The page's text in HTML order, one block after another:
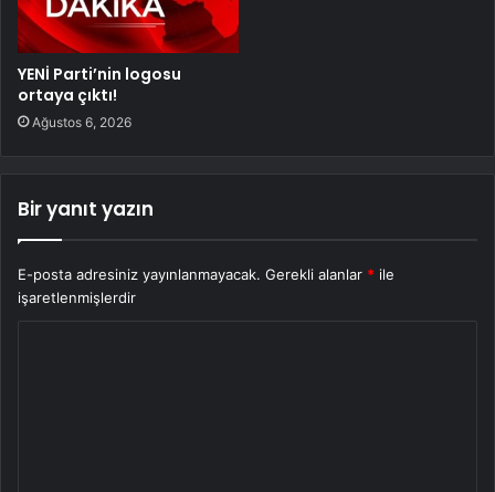
YENİ Parti’nin logosu
ortaya çıktı!
Ağustos 6, 2026
Bir yanıt yazın
E-posta adresiniz yayınlanmayacak. Gerekli alanlar * ile
işaretlenmişlerdir